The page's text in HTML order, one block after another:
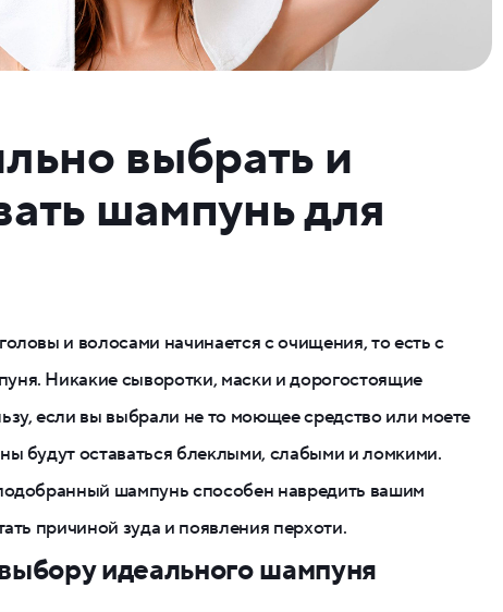
выбрать и
шампунь для
и волосами начинается с очищения, то есть с
Никакие сыворотки, маски и дорогостоящие
если вы выбрали не то моющее средство или моете
будут оставаться блеклыми, слабыми и ломкими.
шампунь способен навредить вашим
причиной зуда и появления перхоти.
идеального шампуня